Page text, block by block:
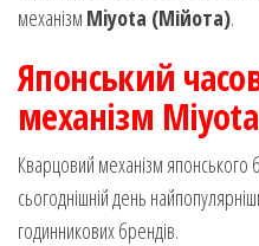
механізм Miyota (Мійота).
Японський
механізм
Кварцовий механізм японського
сьогоднішній день
годинникових брендів.